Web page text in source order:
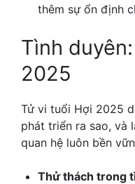
thêm sự ổn định
Tình
2025
Tử vi tuổi Hợi 2025
phát triển ra sao, và
quan hệ luôn bền
Thử thách trong